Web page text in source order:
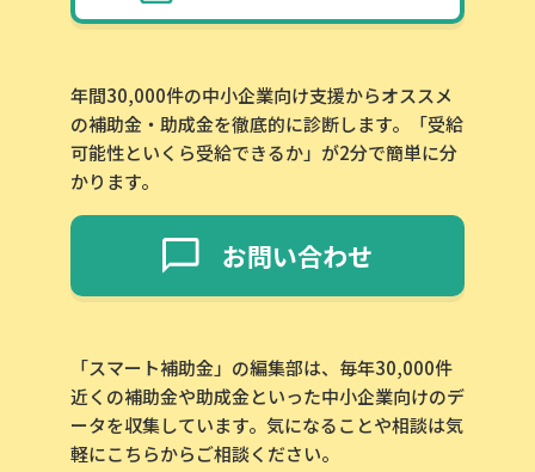
年間30,000件の中小企業向け支援からオススメ
の補助金・助成金を徹底的に診断します。「受給
可能性といくら受給できるか」が2分で簡単に分
かります。
お問い合わせ
「スマート補助金」の編集部は、毎年30,000件
近くの補助金や助成金といった中小企業向けのデ
ータを収集しています。気になることや相談は気
軽にこちらからご相談ください。